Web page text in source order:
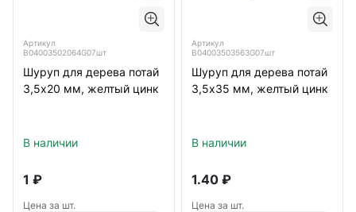
Артикул
B04003502064G07шт
Шуруп для дерева потай
3,5х20 мм, желтый цинк
В наличии
1 ₽
Цена за шт.
Артикул
B04003503563G07шт
Шуруп для дерева потай
3,5х35 мм, желтый цинк
В наличии
1.40 ₽
Цена за шт.